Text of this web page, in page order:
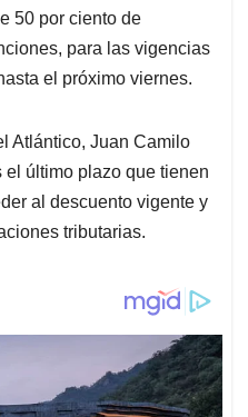
50 por ciento de
para las vigencias
el próximo viernes.
Atlántico, Juan Camilo
el último plazo que tienen
al descuento vigente y
tributarias.